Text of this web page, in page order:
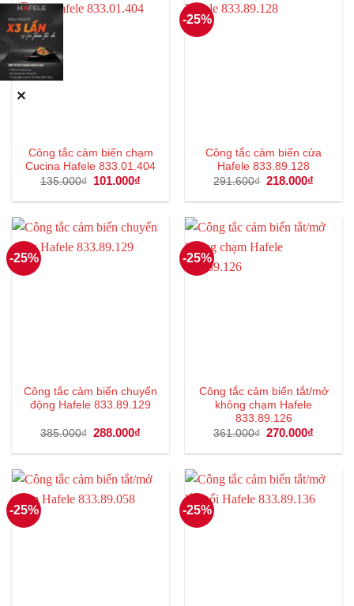
-25%
Công tắc cảm biến chạm
Cucina Hafele 833.01.404
135.000₫
Giá
là:
101.000₫
tại
101.000₫.
-25%
Công tắc cảm biến cửa
Hafele 833.89.128
291.600₫ Giá
là:
218.000₫
tại
-25%
Công tắc cảm biến chuyển
động Hafele 833.89.129
385.000₫ Giá
là:
288.000₫
tại
288.000₫.
-25%
Công tắc cảm biến tắt/mở
không chạm Hafele
833.89.126
361.000₫ Giá
là:
270.000₫
tại
-25% -25%
✕